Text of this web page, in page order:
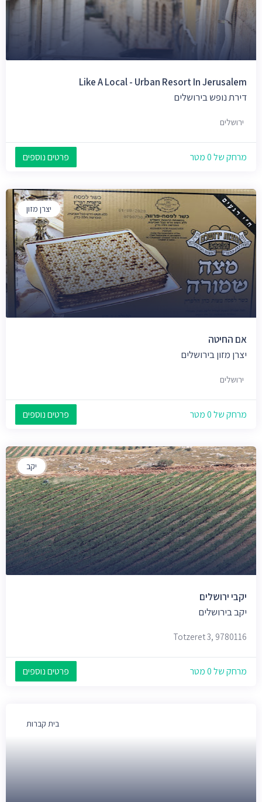
Like A Local - Urban Resort In Jerusalem
דירת נופש בירושלים
ירושלים
מרחק של 0 מטר פרטים נוספים
יצרן מזון
אם החיטה
יצרן מזון בירושלים
ירושלים
מרחק של 0 מטר פרטים נוספים
יקב
יקבי ירושלים
יקב בירושלים
Totzeret 3, 9780116
מרחק של 0 מטר פרטים נוספים
בית קברות